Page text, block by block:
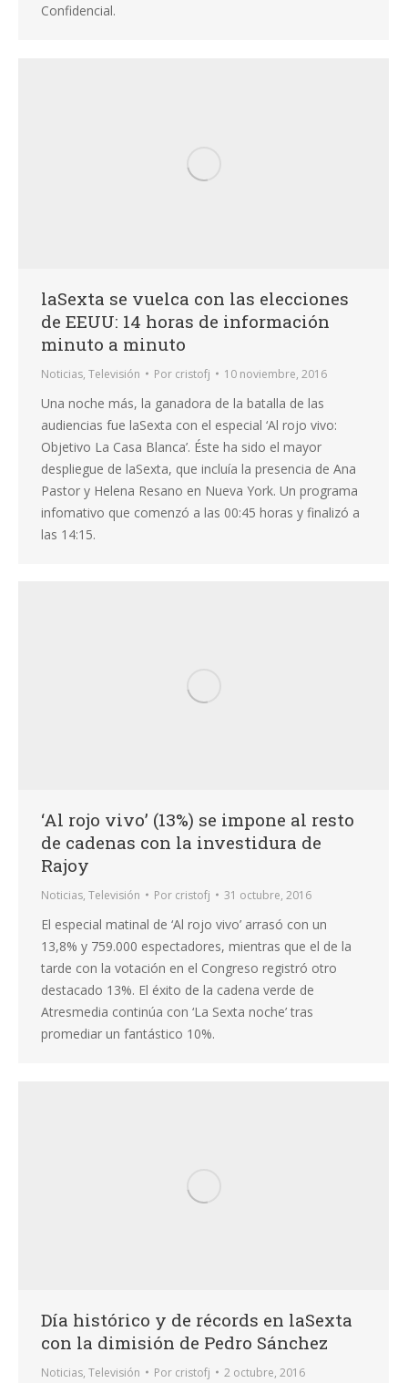
Confidencial.
laSexta se vuelca con las elecciones
de EEUU: 14 horas de información
minuto a minuto
Noticias, Televisión Por cristofj 10 noviembre, 2016
Una noche más, la ganadora de la batalla de las
audiencias fue laSexta con el especial ‘Al rojo vivo:
Objetivo La Casa Blanca’. Éste ha sido el mayor
despliegue de laSexta, que incluía la presencia de Ana
Pastor y Helena Resano en Nueva York. Un programa
infomativo que comenzó a las 00:45 horas y finalizó a
las 14:15.
‘Al rojo vivo’ (13%) se impone al resto
de cadenas con la investidura de
Rajoy
Noticias, Televisión Por cristofj 31 octubre, 2016
El especial matinal de ‘Al rojo vivo’ arrasó con un
13,8% y 759.000 espectadores, mientras que el de la
tarde con la votación en el Congreso registró otro
destacado 13%. El éxito de la cadena verde de
Atresmedia continúa con ‘La Sexta noche’ tras
promediar un fantástico 10%.
Día histórico y de récords en laSexta
con la dimisión de Pedro Sánchez
Noticias, Televisión Por cristofj 2 octubre, 2016